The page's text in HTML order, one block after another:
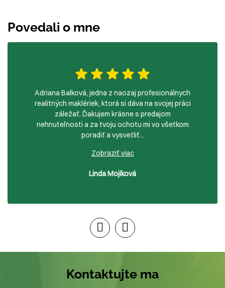
Povedali o mne
Adriana Balková, jedna z naozaj profesionálnych
realitných maklériek, ktorá si dáva na svojej práci
záležať. Ďakujem krásne s predajom
nehnuteľnosti a za tvoju ochotu mi vo všetkom
poradiť a vysvetliť...
Zobraziť viac
Linda Mojíková
Kontaktujte ma